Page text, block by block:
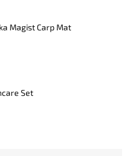
Magist Carp Mat
Set